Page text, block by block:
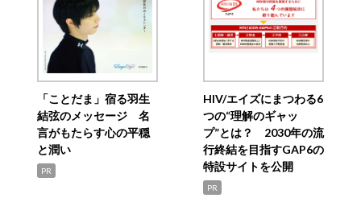
「ことだま」宿る羽生
結弦のメッセージ 名
言がもたらす心の平穏
と潤い
PR
HIV/エイズにまつわる6
つの“理解のギャッ
プ”とは？ 2030年の流
行終結を目指すGAP6の
特設サイトを公開
PR